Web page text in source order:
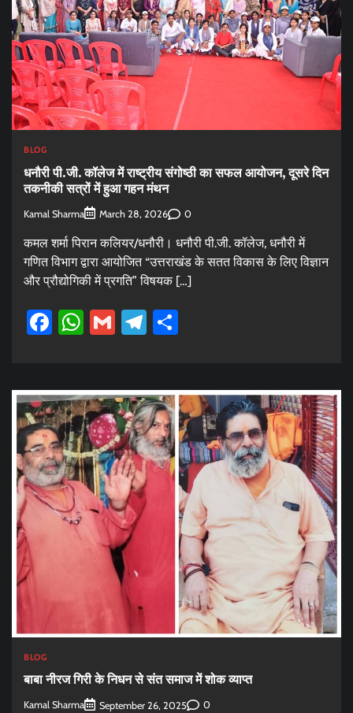
BLOG
धनौरी पी.जी. कॉलेज में राष्ट्रीय संगोष्ठी का सफल आयोजन, दूसरे दिन
तकनीकी सत्रों में हुआ गहन मंथन
Kamal Sharma March 28, 2026 0
कमल शर्मा पिरान कलियर/धनौरी। धनौरी पी.जी. कॉलेज, धनौरी में
गणित विभाग द्वारा आयोजित “उत्तराखंड के सतत विकास के लिए विज्ञान
और प्रौद्योगिकी में प्रगति” विषयक […]
Facebook
WhatsApp
GmailTelegram
BLOG
बाबा नीरज गिरी के निधन से संत समाज में शोक व्याप्त
Kamal Sharma September 26, 2025 0